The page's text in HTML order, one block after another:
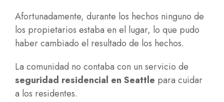
Afortunadamente, durante los hechos ninguno de
los propietarios estaba en el lugar, lo que pudo
haber cambiado el resultado de los hechos.
La comunidad no contaba con un servicio de
seguridad residencial en Seattle para cuidar
a los residentes.